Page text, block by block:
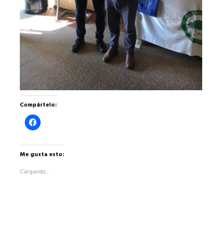
Compártelo:
Haz
clic
en
Facebook
en
Me gusta esto:
Cargando...